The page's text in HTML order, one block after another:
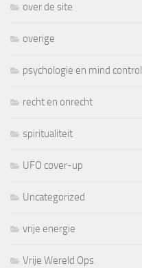
over de site
overige
psychologie en mind control
recht en onrecht
spiritualiteit
UFO cover-up
Uncategorized
vrije energie
Vrije Wereld Ops